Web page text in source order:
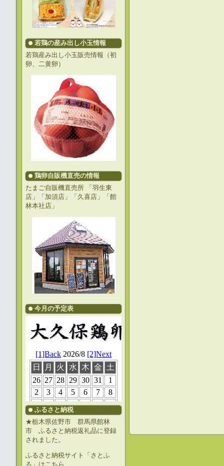
若鶏の産み出し小玉情報
若鶏産み出し小玉販売情報（初
卵、二黄卵）
鶏卵自販機直売の情報
たまご自販機直売所 「羽生東
店」「加須店」「久喜店」「館
林本社店」
今月の予定表
ふるさと納税
★栃木県佐野市 群馬県館林
市 ふるさと納税返礼品に登録
されました。
ふるさと納税サイト「さとふ
る」はこちら